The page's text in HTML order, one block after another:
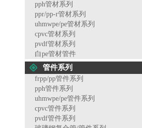
pph管材系列
ppr/pp-r管材系列
uhmwpe/pe管材系列
cpvc管材系列
pvdf管材系列
白pe管材管件
管件系列
frpp/pp管件系列
pph管件系列
uhmwpe/pe管件系列
cpvc管件系列
pvdf管件系列